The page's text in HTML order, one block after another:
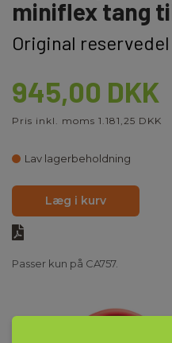
miniflex tang
Original
945,00 DKK
Pris inkl. moms 1.181,25 DKK
Lav lagerbeholdning
Læg i kurv
Passer kun på CA757.